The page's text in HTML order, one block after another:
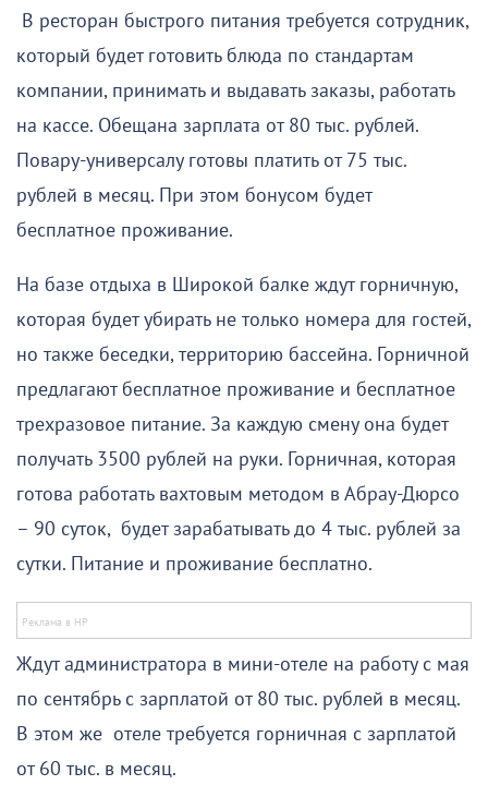
В ресторан быстрого питания требуется сотрудник,
который будет готовить блюда по стандартам
компании, принимать и выдавать заказы, работать
на кассе. Обещана зарплата от 80 тыс. рублей.
Повару-универсалу готовы платить от 75 тыс.
рублей в месяц. При этом бонусом будет
бесплатное проживание.
На базе отдыха в Широкой балке ждут горничную,
которая будет убирать не только номера для гостей,
но также беседки, территорию бассейна. Горничной
предлагают бесплатное проживание и бесплатное
трехразовое питание. За каждую смену она будет
получать 3500 рублей на руки. Горничная, которая
готова работать вахтовым методом в Абрау-Дюрсо
– 90 суток, будет зарабатывать до 4 тыс. рублей за
сутки. Питание и проживание бесплатно.
Ждут администратора в мини-отеле на работу с мая
по сентябрь с зарплатой от 80 тыс. рублей в месяц.
В этом же отеле требуется горничная с зарплатой
от 60 тыс. в месяц.